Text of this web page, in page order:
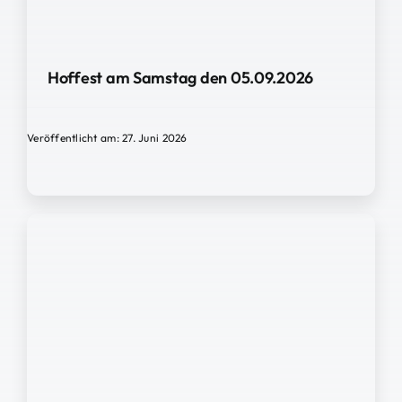
Hoffest am Samstag den 05.09.2026
Veröffentlicht am: 27. Juni 2026